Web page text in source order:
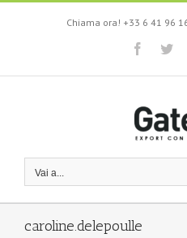
Chiama ora! +33 6 41 96
Vai a...
caroline.delepoulle